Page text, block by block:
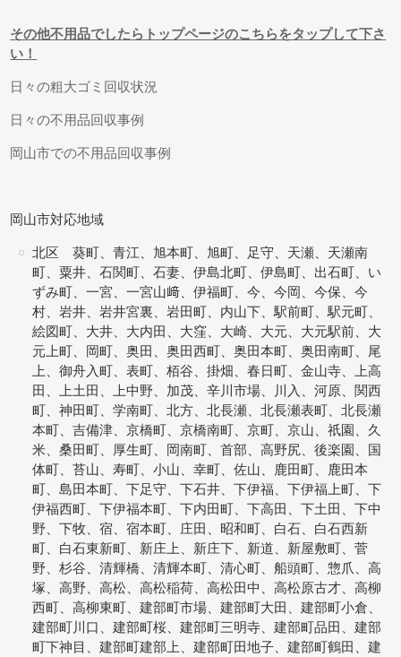
その他不用品でしたらトップページのこちらをタップして下さ
い！
日々の粗大ゴミ回収状況
日々の不用品回収事例
岡山市での不用品回収事例
岡山市対応地域
北区 葵町、青江、旭本町、旭町、足守、天瀬、天瀬南
町、粟井、石関町、石妻、伊島北町、伊島町、出石町、い
ずみ町、一宮、一宮山﨑、伊福町、今、今岡、今保、今
村、岩井、岩井宮裏、岩田町、内山下、駅前町、駅元町、
絵図町、大井、大内田、大窪、大崎、大元、大元駅前、大
元上町、岡町、奥田、奥田西町、奥田本町、奥田南町、尾
上、御舟入町、表町、栢谷、掛畑、春日町、金山寺、上高
田、上土田、上中野、加茂、辛川市場、川入、河原、関西
町、神田町、学南町、北方、北長瀬、北長瀬表町、北長瀬
本町、吉備津、京橋町、京橋南町、京町、京山、祇園、久
米、桑田町、厚生町、岡南町、首部、高野尻、後楽園、国
体町、苔山、寿町、小山、幸町、佐山、鹿田町、鹿田本
町、島田本町、下足守、下石井、下伊福、下伊福上町、下
伊福西町、下伊福本町、下内田町、下高田、下土田、下中
野、下牧、宿、宿本町、庄田、昭和町、白石、白石西新
町、白石東新町、新庄上、新庄下、新道、新屋敷町、菅
野、杉谷、清輝橋、清輝本町、清心町、船頭町、惣爪、高
塚、高野、高松、高松稲荷、高松田中、高松原古才、高柳
西町、高柳東町、建部町市場、建部町大田、建部町小倉、
建部町川口、建部町桜、建部町三明寺、建部町品田、建部
町下神目、建部町建部上、建部町田地子、建部町鶴田、建